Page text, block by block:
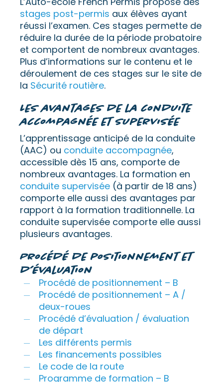
stages post-permis aux élèves ayant
réussi l’examen. Ces stages permette de
réduire la durée de la période probatoire
et comportent de nombreux avantages.
Plus d’informations sur le contenu et le
déroulement de ces stages sur le site de
la Sécurité routière.
Les avantages de la conduite
accompagnée et supervisée
L’apprentissage anticipé de la conduite
(AAC) ou conduite accompagnée,
accessible dès 15 ans, comporte de
nombreux avantages. La formation en
conduite supervisée (à partir de 18 ans)
comporte elle aussi des avantages par
rapport à la formation traditionnelle. La
conduite supervisée comporte elle aussi
plusieurs avantages.
Procédé de positionnement et
d’évaluation
Procédé de positionnement – B
Procédé de positionnement – A /
deux-roues
Procédé d’évaluation / évaluation
de départ
Les différents permis
Les financements possibles
Le code de la route
Programme de formation – B